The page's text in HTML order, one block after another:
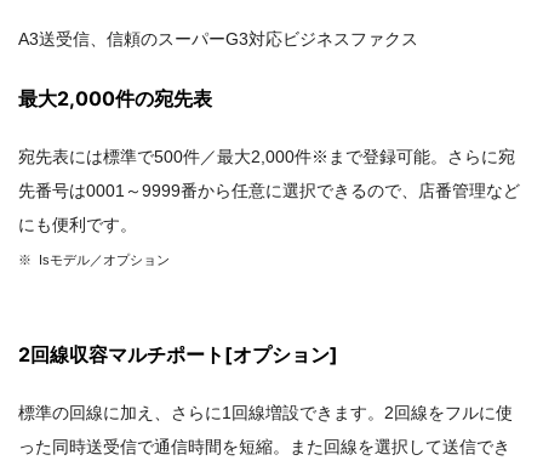
A3送受信、信頼のスーパーG3対応ビジネスファクス
最大2,000件の宛先表
宛先表には標準で500件／最大2,000件※まで登録可能。さらに宛
先番号は0001～9999番から任意に選択できるので、店番管理など
にも便利です。
※ Isモデル／オプション
2回線収容マルチポート[オプション]
標準の回線に加え、さらに1回線増設できます。2回線をフルに使
った同時送受信で通信時間を短縮。また回線を選択して送信でき